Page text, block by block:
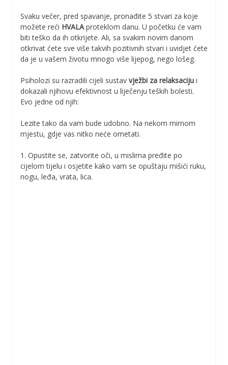
Svaku večer, pred spavanje, pronađite 5 stvari za koje
možete reći HVALAproteklom danu. U početku će vam
biti teško da ih otkrijete. Ali, sa svakim novim danom
otkrivat ćete sve više takvih pozitivnih stvari i uvidjet ćete
da je u vašem životu mnogo više lijepog, nego lošeg.
Psiholozi su razradili cijeli sustav vježbi za relaksaciju i
dokazali njihovu efektivnost u liječenju teških bolesti.
Evo jedne od njih:
Lezite tako da vam bude udobno. Na nekom mirnom
mjestu, gdje vas nitko neće ometati.
1. Opustite se, zatvorite oči, u mislima pređite po
cijelom tijelu i osjetite kako vam se opuštaju mišići ruku,
nogu, leđa, vrata, lica.